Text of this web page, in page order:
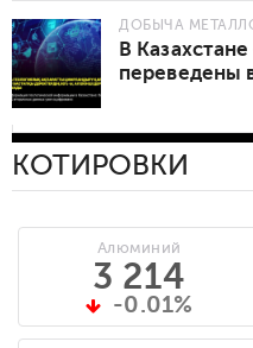
ДОБЫЧА
В
переведены
КОТИРОВКИ
Алюминий
3 214
-0.01%